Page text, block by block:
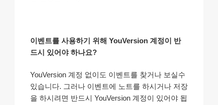
이벤트를 사용하기 위해 YouVersion 계정이 반
드시 있어야 하나요?
YouVersion 계정 없이도 이벤트를 찾거나 보실수
있습니다. 그러나 이벤트에 노트를 하시거나 저장
을 하시려면 반드시 YouVersion 계정이 있어야 됩